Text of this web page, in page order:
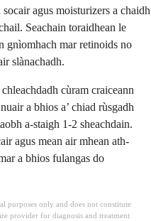
agus moisturizers a chaidh
Seachain toraidhean le
gnìomhach mar retinoids no
slànachadh.
cùram craiceann
a bhios a’ chiad rùsgadh
a-staigh 1-2 sheachdain.
agus mean air mhean ath-
a bhios fulangas do
purposes only and does not constitute
provider for diagnosis and treatment